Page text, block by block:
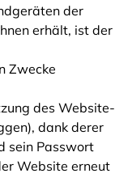
der
erhält, ist der
Zwecke
des Website-
dank derer
sein Passwort
Website erneut